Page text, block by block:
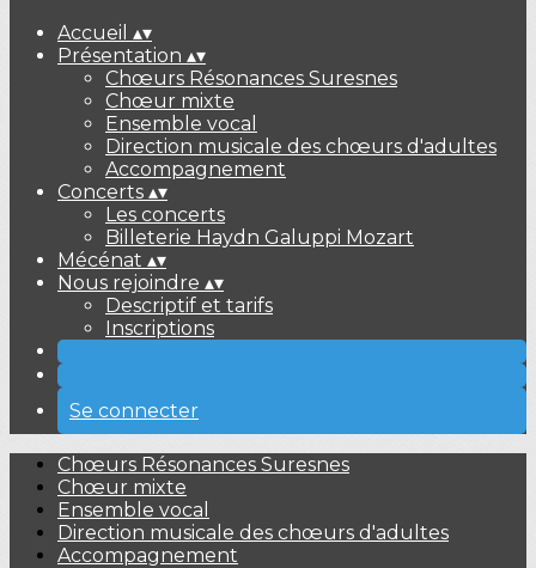
Accueil ▴▾
Présentation ▴▾
Chœurs Résonances Suresnes
Chœur mixte
Ensemble vocal
Direction musicale des chœurs d'adultes
Accompagnement
Concerts ▴▾
Les concerts
Billeterie Haydn Galuppi Mozart
Mécénat ▴▾
Nous rejoindre ▴▾
Descriptif et tarifs
Inscriptions
Se connecter
Chœurs Résonances Suresnes
Chœur mixte
Ensemble vocal
Direction musicale des chœurs d'adultes
Accompagnement